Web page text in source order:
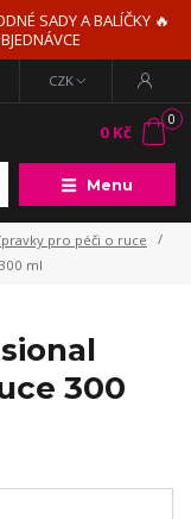
SADY A BALÍČKY 🔥
Menu
CZK
0
0 Kč
pro péči o ruce
ml
300